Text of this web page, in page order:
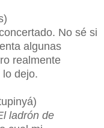
No sé si
algunas
realmente
dejo.
ladrón de